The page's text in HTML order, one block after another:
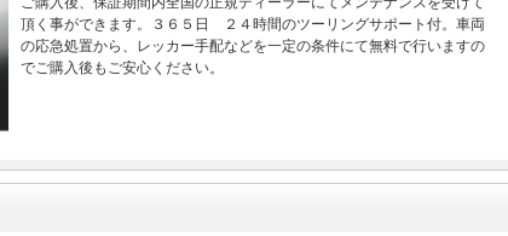
頂く事ができます。３６５日 ２４時間のツーリングサポート付。車両
の応急処置から、レッカー手配などを一定の条件にて無料で行いますの
でご購入後もご安心ください。